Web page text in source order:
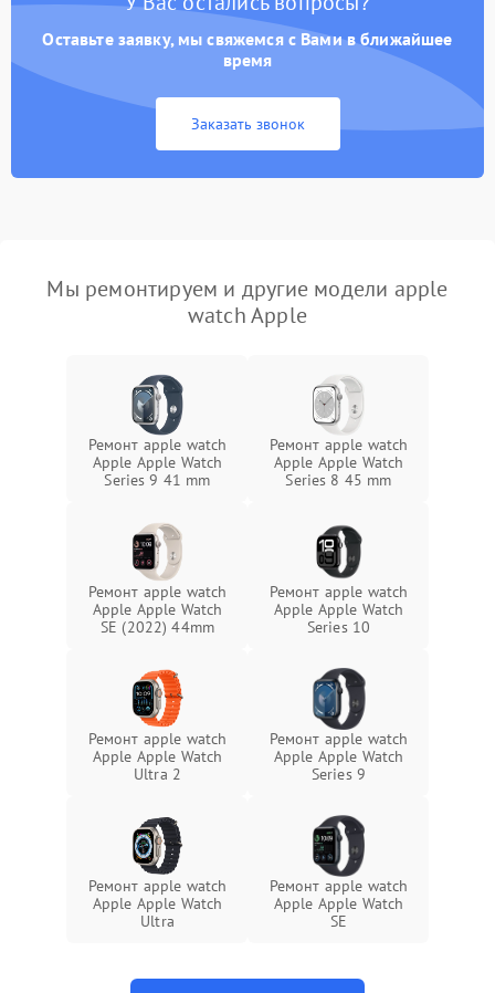
Оставьте заявку, мы свяжемся с Вами в ближайшее
время
Заказать звонок
Мы ремонтируем и другие модели apple
watch Apple
Ремонт apple watch
Apple Apple Watch
Series 9 41 mm
Ремонт apple watch
Apple Apple Watch
Series 8 45 mm
Ремонт apple watch
Apple Apple Watch
SE (2022) 44mm
Ремонт apple watch
Apple Apple Watch
Series 10
Ремонт apple watch
Apple Apple Watch
Ultra 2
Ремонт apple watch
Apple Apple Watch
Series 9
Ремонт apple watch
Apple Apple Watch
Ultra
Ремонт apple watch
Apple Apple Watch
SE